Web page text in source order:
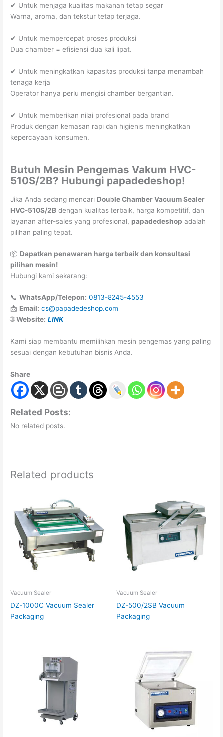
✔ Untuk menjaga kualitas makanan tetap segar
Warna, aroma, dan tekstur tetap terjaga.
✔ Untuk mempercepat proses produksi
Dua chamber = efisiensi dua kali lipat.
✔ Untuk meningkatkan kapasitas produksi tanpa menambah
tenaga kerja
Operator hanya perlu mengisi chamber bergantian.
✔ Untuk memberikan nilai profesional pada brand
Produk dengan kemasan rapi dan higienis meningkatkan
kepercayaan konsumen.
Butuh Mesin Pengemas Vakum HVC-
510S/2B? Hubungi papadedeshop!
Jika Anda sedang mencari Double Chamber Vacuum Sealer
HVC-510S/2B dengan kualitas terbaik, harga kompetitif, dan
layanan after-sales yang profesional, papadedeshop adalah
pilihan paling tepat.
📦 Dapatkan penawaran harga terbaik dan konsultasi
pilihan mesin!
Hubungi kami sekarang:
📞WhatsApp/Telepon: 0813-8245-4553
📩 Email: cs@papadedeshop.com
🌐Website: LINK
Kami siap membantu memilihkan mesin pengemas yang paling
sesuai dengan kebutuhan bisnis Anda.
Share
Related Posts:
No related posts.
Related products
Vacuum Sealer
DZ-1000C Vacuum Sealer
Packaging
Vacuum Sealer
DZ-500/2SB Vacuum
Packaging